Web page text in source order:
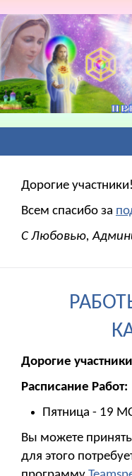
Дорогие участники!
Всем спасибо за
С Любовью,
Дорогие
Расписание Работ:
Пятница - 19
Вы можете принять
для этого